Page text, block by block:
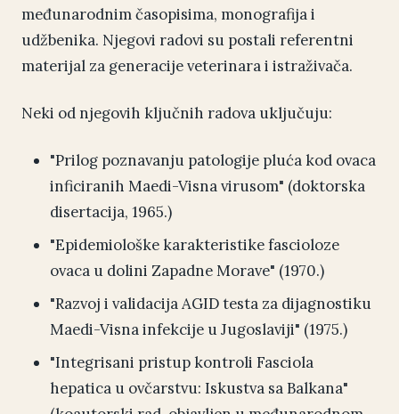
međunarodnim časopisima, monografija i
udžbenika. Njegovi radovi su postali referentni
materijal za generacije veterinara i istraživača.
Neki od njegovih ključnih radova uključuju:
"Prilog poznavanju patologije pluća kod ovaca
inficiranih Maedi-Visna virusom" (doktorska
disertacija, 1965.)
"Epidemiološke karakteristike fascioloze
ovaca u dolini Zapadne Morave" (1970.)
"Razvoj i validacija AGID testa za dijagnostiku
Maedi-Visna infekcije u Jugoslaviji" (1975.)
"Integrisani pristup kontroli Fasciola
hepatica u ovčarstvu: Iskustva sa Balkana"